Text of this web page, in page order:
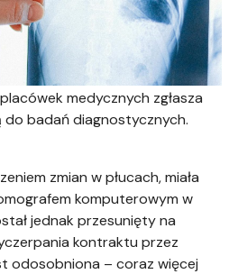
medycznych zgłasza
badań diagnostycznych.
zmian w płucach, miała
komputerowym w
jednak przesunięty na
kontraktu przez
odosobniona – coraz więcej